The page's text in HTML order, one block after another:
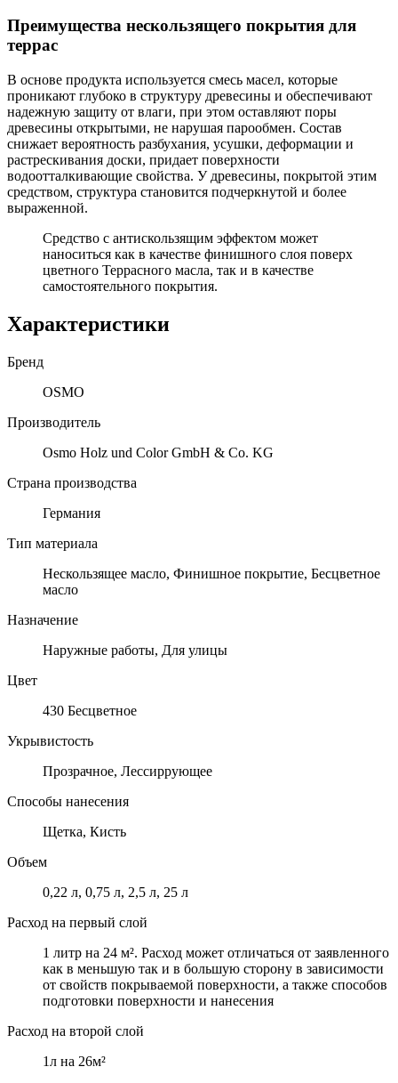
Преимущества нескользящего покрытия для
террас
В основе продукта используется смесь масел, которые
проникают глубоко в структуру древесины и обеспечивают
надежную защиту от влаги, при этом оставляют поры
древесины открытыми, не нарушая парообмен. Состав
снижает вероятность разбухания, усушки, деформации и
растрескивания доски, придает поверхности
водоотталкивающие свойства. У древесины, покрытой этим
средством, структура становится подчеркнутой и более
выраженной.
Средство с антискользящим эффектом может
наноситься как в качестве финишного слоя поверх
цветного Террасного масла, так и в качестве
самостоятельного покрытия.
Характеристики
Бренд
OSMO
Производитель
Osmo Holz und Color GmbH & Co. KG
Страна производства
Германия
Тип материала
Нескользящее масло, Финишное покрытие, Бесцветное
масло
Назначение
Наружные работы, Для улицы
Цвет
430 Бесцветное
Укрывистость
Прозрачное, Лессиррующее
Способы нанесения
Щетка, Кисть
Объем
0,22 л, 0,75 л, 2,5 л, 25 л
Расход на первый слой
1 литр на 24 м². Расход может отличаться от заявленного
как в меньшую так и в большую сторону в зависимости
от свойств покрываемой поверхности, а также способов
подготовки поверхности и нанесения
Расход на второй слой
1л на 26м²